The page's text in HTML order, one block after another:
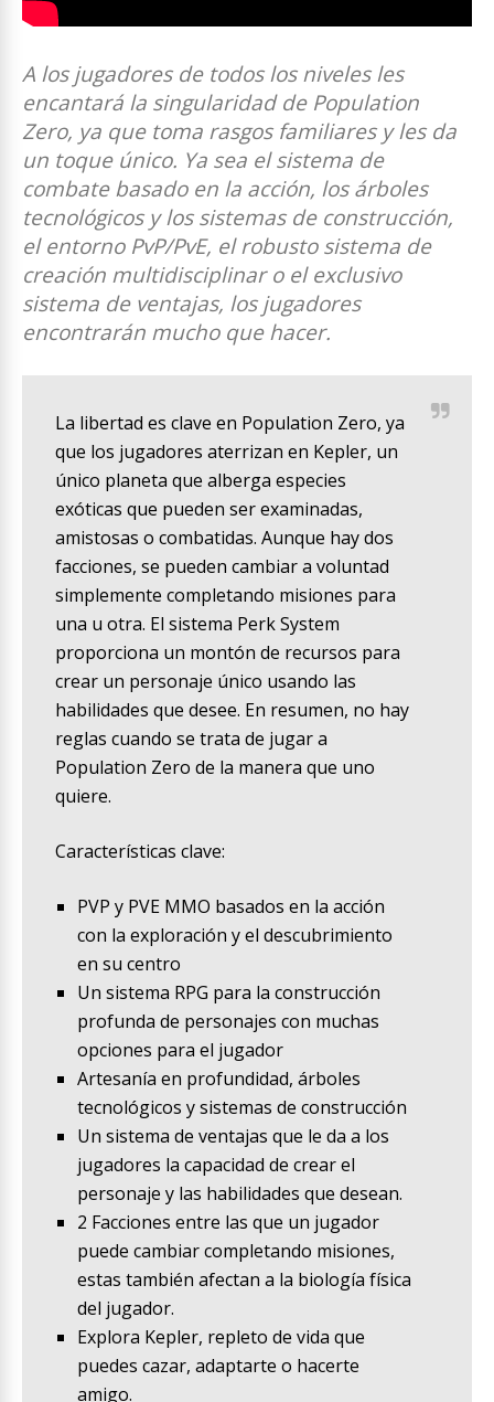
A los jugadores de todos los niveles les
encantará la singularidad de Population
Zero, ya que toma rasgos familiares y les da
un toque único. Ya sea el sistema de
combate basado en la acción, los árboles
tecnológicos y los sistemas de construcción,
el entorno PvP/PvE, el robusto sistema de
creación multidisciplinar o el exclusivo
sistema de ventajas, los jugadores
encontrarán mucho que hacer.
La libertad es clave en Population Zero, ya
que los jugadores aterrizan en Kepler, un
único planeta que alberga especies
exóticas que pueden ser examinadas,
amistosas o combatidas. Aunque hay dos
facciones, se pueden cambiar a voluntad
simplemente completando misiones para
una u otra. El sistema Perk System
proporciona un montón de recursos para
crear un personaje único usando las
habilidades que desee. En resumen, no hay
reglas cuando se trata de jugar a
Population Zero de la manera que uno
quiere.
Características clave:
PVP y PVE MMO basados en la acción
con la exploración y el descubrimiento
en su centro
Un sistema RPG para la construcción
profunda de personajes con muchas
opciones para el jugador
Artesanía en profundidad, árboles
tecnológicos y sistemas de construcción
Un sistema de ventajas que le da a los
jugadores la capacidad de crear el
personaje y las habilidades que desean.
2 Facciones entre las que un jugador
puede cambiar completando misiones,
estas también afectan a la biología física
del jugador.
Explora Kepler, repleto de vida que
puedes cazar, adaptarte o hacerte
amigo.